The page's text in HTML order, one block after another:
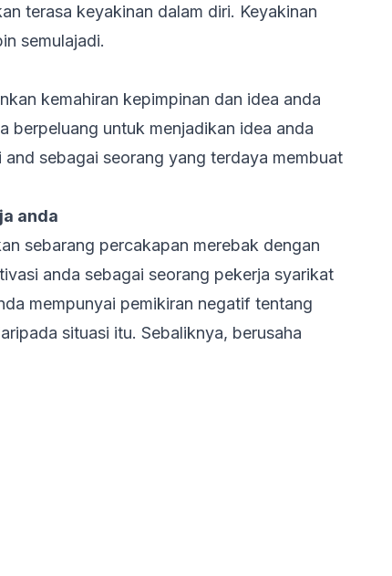
terasa keyakinan dalam diri. Keyakinan
semulajadi.
kemahiran kepimpinan dan idea anda
berpeluang untuk menjadikan idea anda
sebagai seorang yang terdaya membuat
anda
sebarang percakapan merebak dengan
anda sebagai seorang pekerja syarikat
mempunyai pemikiran negatif tentang
situasi itu. Sebaliknya, berusaha